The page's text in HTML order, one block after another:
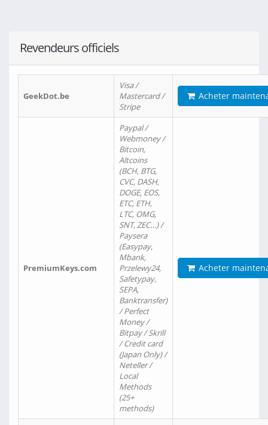
Revendeurs officiels
GeekDot.be
Visa /
Mastercard /
Stripe
Acheter
PremiumKeys.com
Paypal /
Webmoney /
Bitcoin,
Altcoins
(BCH, BTG,
CVC, DASH,
DOGE, EOS,
ETC, ETH,
LTC, OMG,
SNT, ZEC…) /
Paysera
(Easypay,
Mbank,
Przelewy24,
Safetypay,
SEPA,
Banktransfer)
/ Perfect
Money /
Bitpay / Skrill
/ Credit card
(Japan Only) /
Neteller /
Local
Methods
(25+
methods)
Acheter